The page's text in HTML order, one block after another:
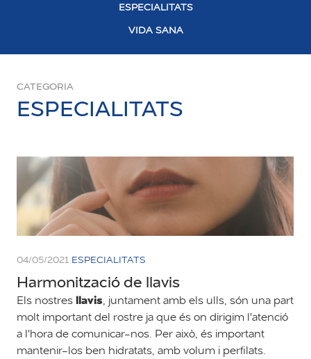
ESPECIALITATS
VIDA SANA
CATEGORIA
ESPECIALITATS
04/05/2021 ESPECIALITATS
Harmonització de llavis
Els nostres llavis, juntament amb els ulls, són una part
molt important del rostre ja que és on dirigim l'atenció
a l'hora de comunicar-nos. Per això, és important
mantenir-los ben hidratats, amb volum i perfilats.